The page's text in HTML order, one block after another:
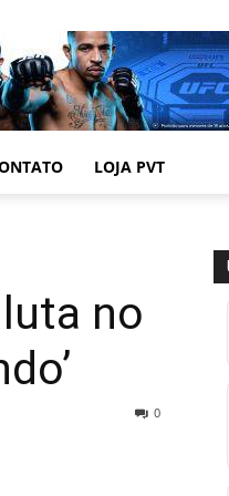
LOJA PVT
no
0